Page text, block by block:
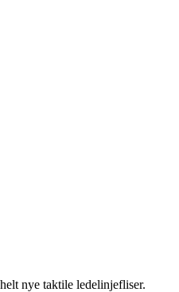
nye taktile ledelinjefliser.